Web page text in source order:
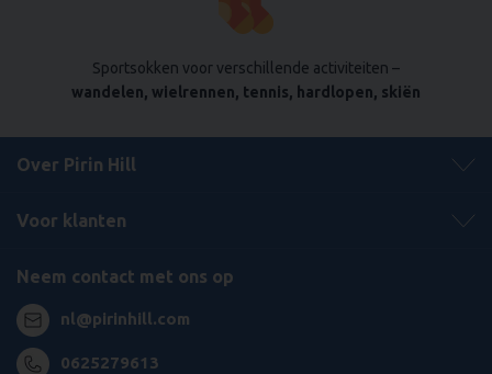
Sportsokken voor verschillende activiteiten –
wandelen, wielrennen, tennis, hardlopen, skiën
Over Pirin Hill
Voor klanten
Neem contact met ons op
nl@pirinhill.com
0625279613